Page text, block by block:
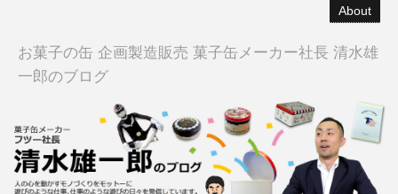
About
お菓子の缶 企画製造販売 菓子缶メーカー社長 清水雄
一郎のブログ